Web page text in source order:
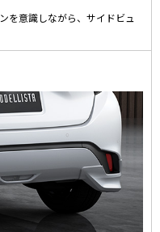
を意識しながら、サイドビュ